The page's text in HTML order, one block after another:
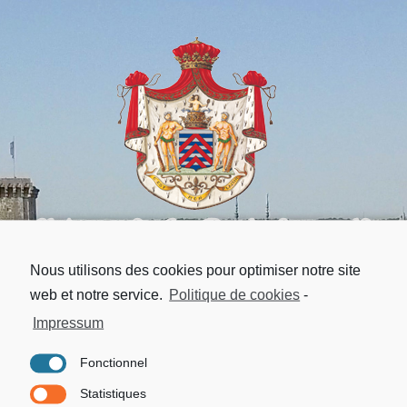
Nous utilisons des cookies pour optimiser notre site
web et notre service. Politique de cookies -
Impressum
Fonctionnel
Statistiques
Château de La Rochefoucauld